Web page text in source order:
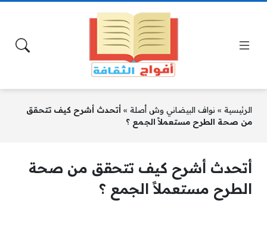
الرئيسية » نواف البيضاني وش أصلة » أتحدث أشرح كيف تتحقق
من صحة الطرح مستعملاً الجمع ؟
أتحدث أشرح كيف تتحقق من صحة
الطرح مستعملاً الجمع ؟